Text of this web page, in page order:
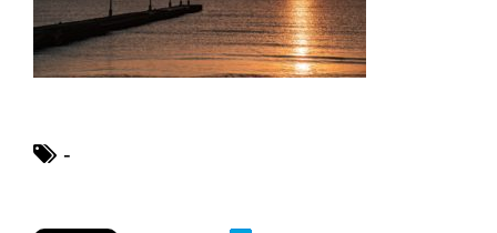
ハンドメイドのオーダーメイド販売の
-